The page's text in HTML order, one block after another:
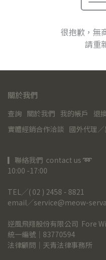
很抱歉，無
請重
關於我們
查詢 關於我們 我的帳戶 退
實體經銷合作洽談 國外代理
▎聯絡我們  contact us ➿
10:00 -17:00
TEL╱( 02 ) 2458 - 8821
email╱service@meow-
逆風飛翔股份有限公司  Fore
統一編號｜83770594
法律顧問｜天青法律事務所